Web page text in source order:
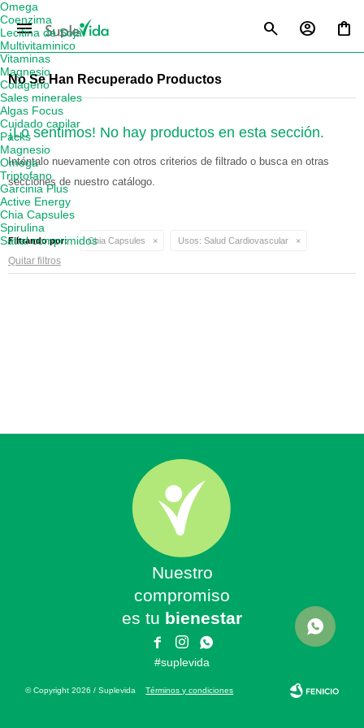
menu
No Se Han Recuperado Productos
¡Lo sentimos! No hay productos en esta sección.
Inténtalo nuevamente con otros criterios de filtrado o busca en otras
secciones de nuestro catálogo.
Filtrando por: Chia Capsules Usos: Salud Cardiovascular
Quitar filtros
Omega
Coenzima
Lecitina de Soja
Multivitaminico
Vitaminas
Magnesio
Colágeno
Sales minerales
Algas Focus
Cuidado capilar
Packs
Magnesio
Omega
Triptofano
Garcinia Plus
Active Energy
Chia Capsules
Spirulina
Satial comprimidos
Nuestro
compromiso
es tu bienestar
 

#suplevida
© Copyright 2026 / SuplevidaTérminos y condiciones